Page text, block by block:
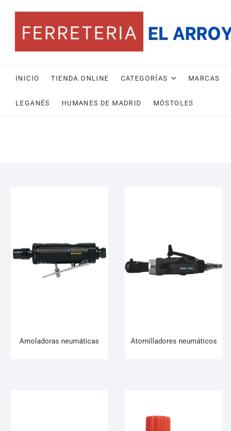
INICIO TIENDA ONLINE CATEGORÍAS MARCAS
LEGANÉS HUMANES DE MADRID MÓSTOLES
Amoladoras neumáticas Atornilladores neumáticos